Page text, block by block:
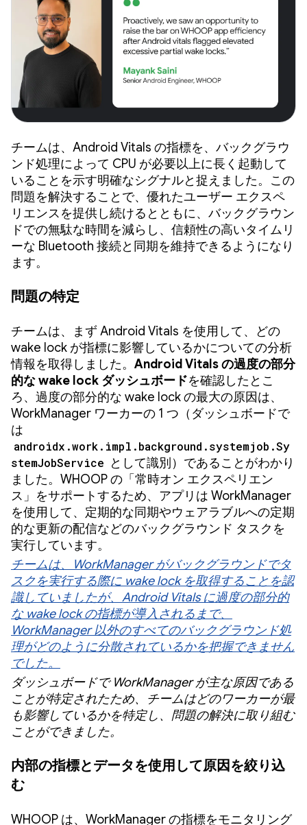
チームは、Android Vitals の指標を、バックグラウ
ンド処理によって CPU が必要以上に長く起動して
いることを示す明確なシグナルと捉えました。この
問題を解決することで、優れたユーザー エクスペ
リエンスを提供し続けるとともに、バックグラウン
ドでの無駄な時間を減らし、信頼性の高いタイムリ
ーな Bluetooth 接続と同期を維持できるようになり
ます。
問題の特定
チームは、まず Android Vitals を使用して、どの
wake lock が指標に影響しているかについての分析
情報を取得しました。 Android Vitals の過度の部分
的な wake lock ダッシュボードを確認したとこ
ろ、過度の部分的な wake lock の最大の原因は、
WorkManager ワーカーの 1 つ（ダッシュボードで
は
androidx.work.impl.background.systemjob.Sy
stemJobService として識別）であることがわかり
ました。WHOOP の「常時オン エクスペリエン
ス」をサポートするため、アプリは WorkManager
を使用して、定期的な同期やウェアラブルへの定期
的な更新の配信などのバックグラウンド タスクを
実行しています。
チームは、WorkManager がバックグラウンドでタ
スクを実行する際に wake lock を取得することを認
識していましたが、Android Vitals に過度の部分的
な wake lock の指標が導入されるまで、
WorkManager 以外のすべてのバックグラウンド処
理がどのように分散されているかを把握できません
でした。
ダッシュボードで WorkManager が主な原因である
ことが特定されたため、チームはどのワーカーが最
も影響しているかを特定し、問題の解決に取り組む
ことができました。
内部の指標とデータを使用して原因を絞り込
む
WHOOP は、WorkManager の指標をモニタリング